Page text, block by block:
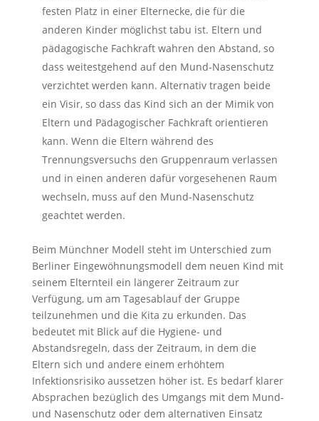
festen Platz in einer Elternecke, die für die
anderen Kinder möglichst tabu ist. Eltern und
pädagogische Fachkraft wahren den Abstand, so
dass weitestgehend auf den Mund-Nasenschutz
verzichtet werden kann. Alternativ tragen beide
ein Visir, so dass das Kind sich an der Mimik von
Eltern und Pädagogischer Fachkraft orientieren
kann. Wenn die Eltern während des
Trennungsversuchs den Gruppenraum verlassen
und in einen anderen dafür vorgesehenen Raum
wechseln, muss auf den Mund-Nasenschutz
geachtet werden.
Beim Münchner Modell steht im Unterschied zum
Berliner Eingewöhnungsmodell dem neuen Kind mit
seinem Elternteil ein längerer Zeitraum zur
Verfügung, um am Tagesablauf der Gruppe
teilzunehmen und die Kita zu erkunden. Das
bedeutet mit Blick auf die Hygiene- und
Abstandsregeln, dass der Zeitraum, in dem die
Eltern sich und andere einem erhöhtem
Infektionsrisiko aussetzen höher ist. Es bedarf klarer
Absprachen bezüglich des Umgangs mit dem Mund-
und Nasenschutz oder dem alternativen Einsatz